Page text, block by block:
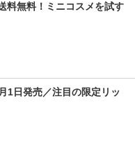
料無料！ミニコスメを試す
1日発売／注目の限定リッ